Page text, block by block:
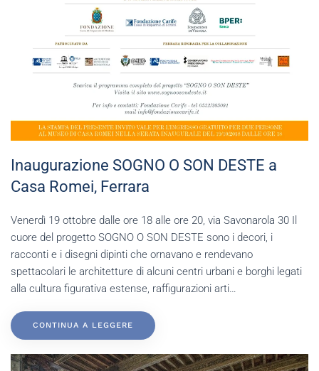
Inaugurazione SOGNO O SON DESTE a
Casa Romei, Ferrara
Venerdì 19 ottobre dalle ore 18 alle ore 20, via Savonarola 30 Il
cuore del progetto SOGNO O SON DESTE sono i decori, i
racconti e i disegni dipinti che ornavano e rendevano
spettacolari le architetture di alcuni centri urbani e borghi legati
alla cultura figurativa estense, raffigurazioni arti…
CONTINUA A LEGGERE